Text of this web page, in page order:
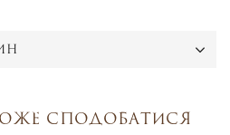
сподобатися